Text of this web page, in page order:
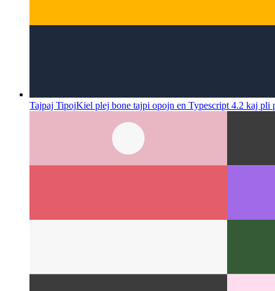
Kiel plej bone tajpi opojn en Typescript 4.2 kaj pli